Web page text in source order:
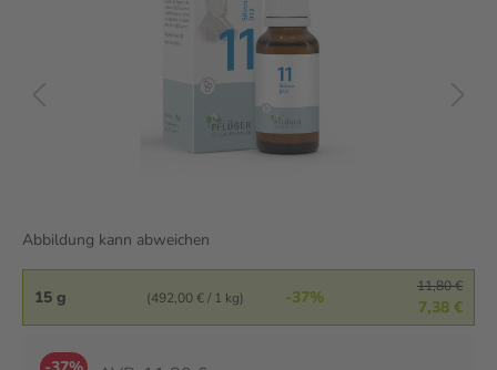
Abbildung kann abweichen
15 g (492,00 € / 1 kg) -37%
11,80 €
7,38 €